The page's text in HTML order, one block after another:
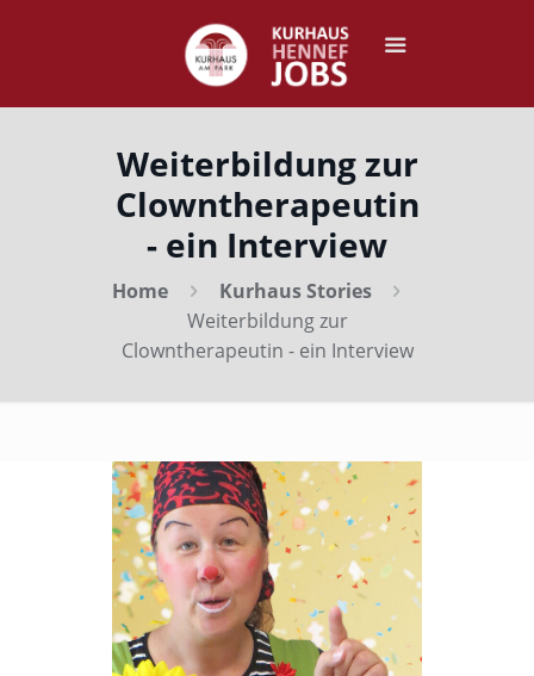
Weiterbildung zur
Clowntherapeutin
- ein Interview
Home
Kurhaus Stories
Weiterbildung zur
Clowntherapeutin - ein Interview